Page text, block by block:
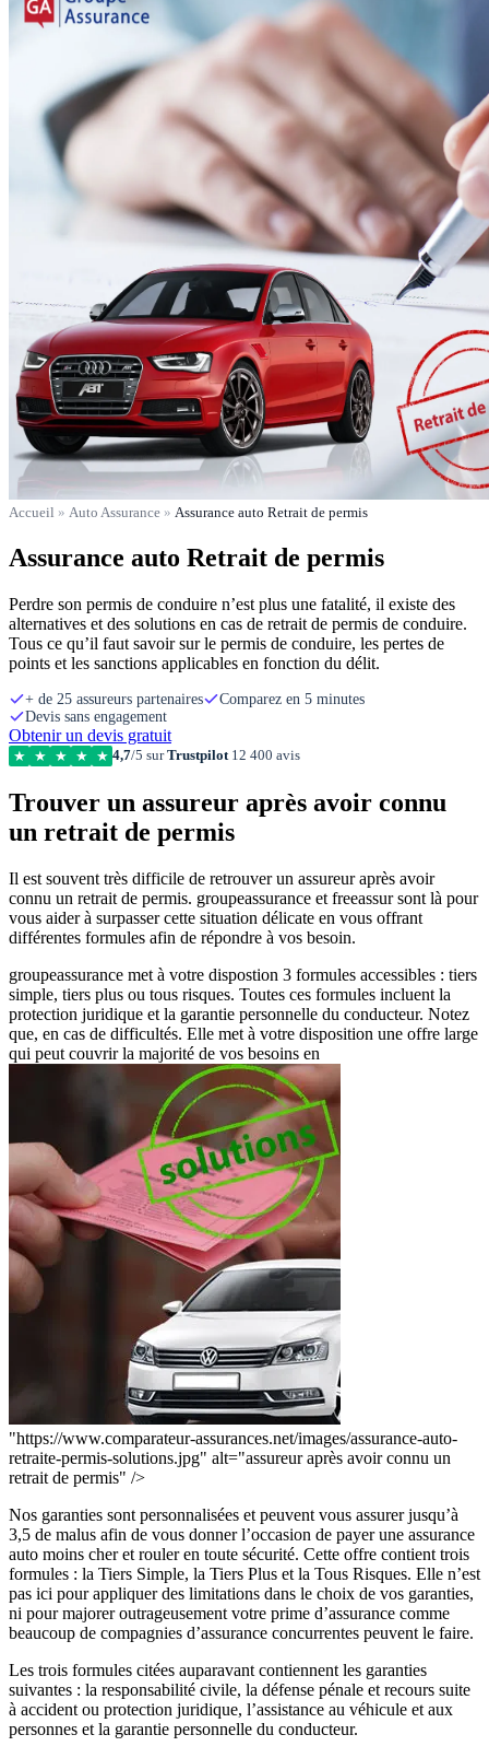
Accueil » Auto Assurance » Assurance auto Retrait de permis
Assurance auto Retrait de permis
Perdre son permis de conduire n’est plus une fatalité, il existe des
alternatives et des solutions en cas de retrait de permis de conduire.
Tous ce qu’il faut savoir sur le permis de conduire, les pertes de
points et les sanctions applicables en fonction du délit.
+ de 25 assureurs partenaires
Comparez en 5 minutes
Devis sans engagement
Obtenir un devis gratuit
★ ★ ★ ★ ★ 4,7/5 surTrustpilot12 400 avis
Trouver un assureur après avoir connu
un retrait de permis
Il est souvent très difficile de retrouver un assureur après avoir
connu un retrait de permis. groupeassurance et freeassur sont là pour
vous aider à surpasser cette situation délicate en vous offrant
différentes formules afin de répondre à vos besoin.
groupeassurance met à votre dispostion 3 formules accessibles : tiers
simple, tiers plus ou tous risques. Toutes ces formules incluent la
protection juridique et la garantie personnelle du conducteur. Notez
que, en cas de difficultés. Elle met à votre disposition une offre large
qui peut couvrir la majorité de vos besoins en
"https://www.comparateur-assurances.net/images/assurance-auto-
retraite-permis-solutions.jpg" alt="assureur après avoir connu un
retrait de permis" />
Nos garanties sont personnalisées et peuvent vous assurer jusqu’à
3,5 de malus afin de vous donner l’occasion de payer une assurance
auto moins cher et rouler en toute sécurité. Cette offre contient trois
formules : la Tiers Simple, la Tiers Plus et la Tous Risques. Elle n’est
pas ici pour appliquer des limitations dans le choix de vos garanties,
ni pour majorer outrageusement votre prime d’assurance comme
beaucoup de compagnies d’assurance concurrentes peuvent le faire.
Les trois formules citées auparavant contiennent les garanties
suivantes : la responsabilité civile, la défense pénale et recours suite
à accident ou protection juridique, l’assistance au véhicule et aux
personnes et la garantie personnelle du conducteur.